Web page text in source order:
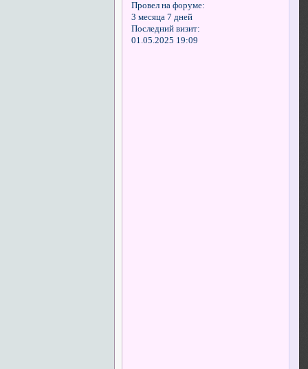
Провел на форуме:
3 месяца 7 дней
Последний визит:
01.05.2025 19:09